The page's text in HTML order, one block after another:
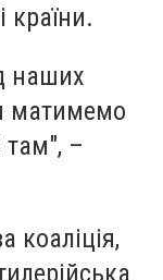
країни.
наших
матимемо
там", –
коаліція,